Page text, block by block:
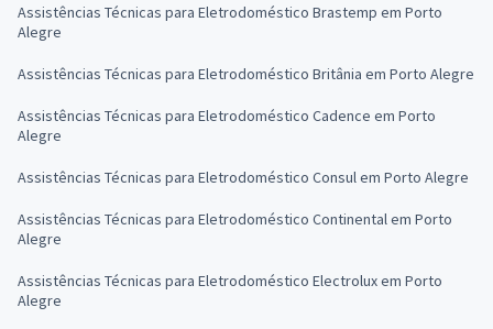
Assistências Técnicas para Eletrodoméstico Brastemp em Porto
Alegre
Assistências Técnicas para Eletrodoméstico Britânia em Porto Alegre
Assistências Técnicas para Eletrodoméstico Cadence em Porto
Alegre
Assistências Técnicas para Eletrodoméstico Consul em Porto Alegre
Assistências Técnicas para Eletrodoméstico Continental em Porto
Alegre
Assistências Técnicas para Eletrodoméstico Electrolux em Porto
Alegre